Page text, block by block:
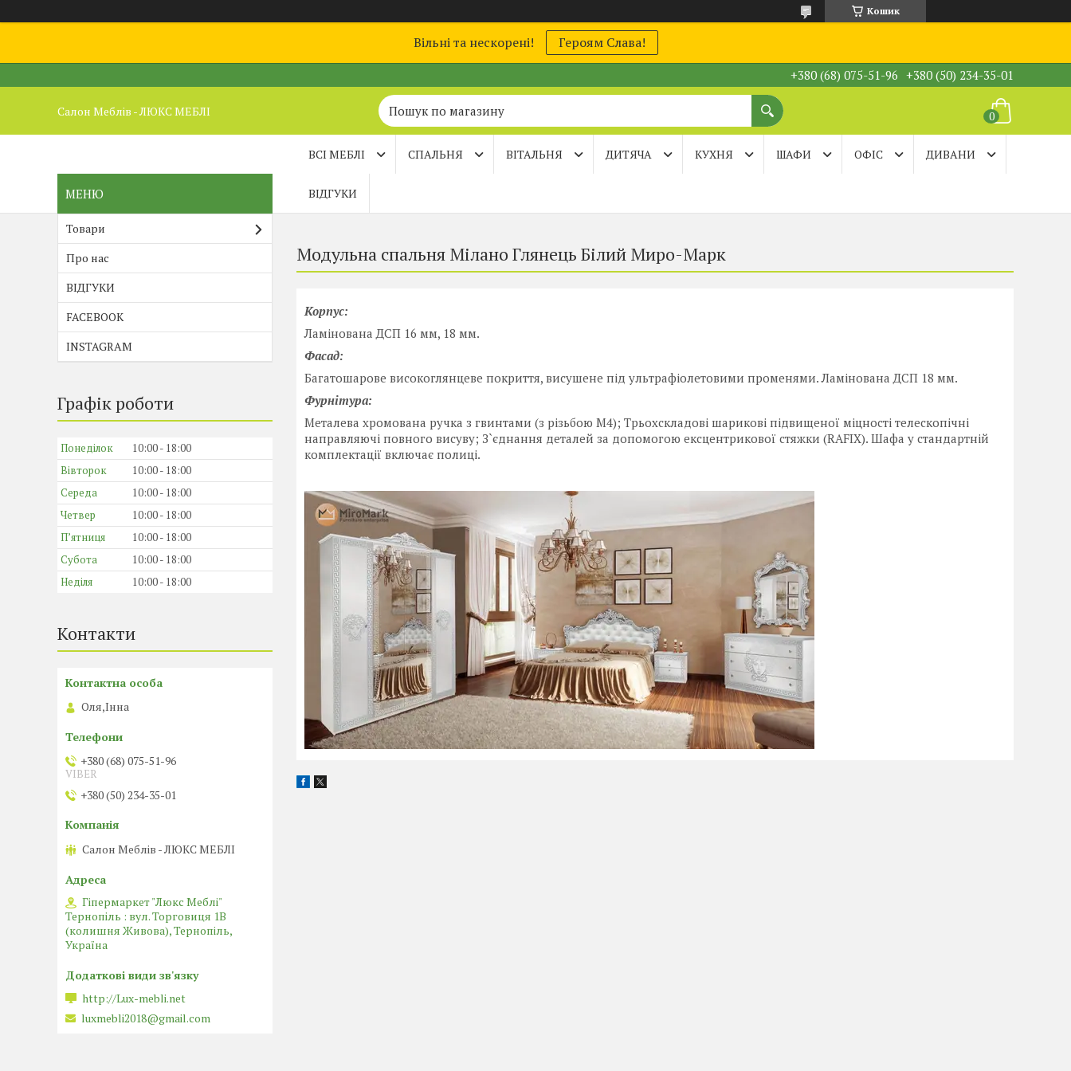
Кошик
Вільні та нескорені! Героям Слава!
+380 (68) 075-51-96 +380 (50) 234-35-01
Салон Меблів - ЛЮКС МЕБЛІ
ВСІ МЕБЛІ СПАЛЬНЯ ВІТАЛЬНЯ ДИТЯЧА КУХНЯ ШАФИ ОФІС ДИВАНИ
ВІДГУКИ
Модульна спальня Мілано Глянець Білий Миро-Марк
Корпус:
Ламінована ДСП 16 мм, 18 мм.
Фасад:
Багатошарове високоглянцеве покриття, висушене під ультрафіолетовими променями. Ламінована ДСП 18 мм.
Фурнітура:
Металева хромована ручка з гвинтами (з різьбою М4); Трьохскладові шарикові підвищеної міцності телескопічні
направляючі повного висуву; З`єднання деталей за допомогою ексцентрикової стяжки (RAFIX). Шафа у стандартній
комплектації включає полиці.
Товари
Про нас
ВІДГУКИ
FACEBOOK
INSTAGRAM
Графік роботи
Понеділок 10:00
18:00
Вівторок
10:00
18:00
Середа
10:00
18:00
Четвер
10:00
18:00
Пʼятниця
10:00
18:00
Субота
10:00
18:00
Неділя
10:00 18:00
Контакти
Оля,Інна
+380 (68) 075-51-96
VIBER
+380 (50) 234-35-01
Салон Меблів - ЛЮКС МЕБЛІ
Гіпермаркет "Люкс Меблі"
Тернопіль : вул. Торговиця 1В
(колишня Живова), Тернопіль,
Україна
http://Lux-mebli.net
luxmebli2018@gmail.com